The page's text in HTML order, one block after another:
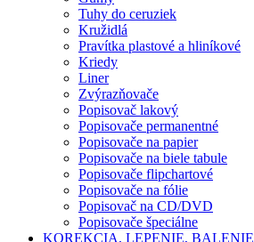
Tuhy do ceruziek
Kružidlá
Pravítka plastové a hliníkové
Kriedy
Liner
Zvýrazňovače
Popisovač lakový
Popisovače permanentné
Popisovače na papier
Popisovače na biele tabule
Popisovače flipchartové
Popisovače na fólie
Popisovač na CD/DVD
Popisovače špeciálne
KOREKCIA, LEPENIE, BALENIE